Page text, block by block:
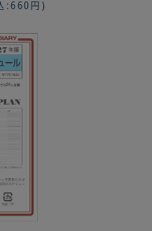
:660円)